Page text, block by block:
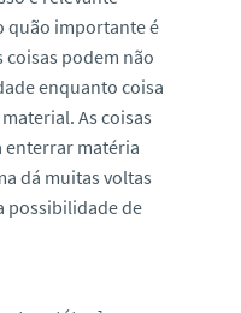
quão importante é
coisas podem não
enquanto coisa
As coisas
enterrar matéria
dá muitas voltas
possibilidade de